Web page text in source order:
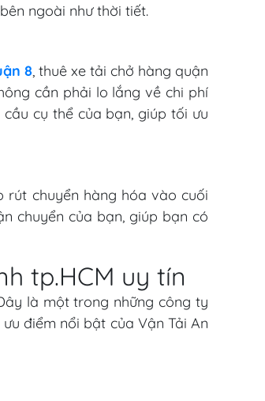
ngoài như thời tiết.
8, thuê xe tải chở hàng quận
cần phải lo lắng về chi phí
cụ thể của bạn, giúp tối ưu
rút chuyển hàng hóa vào cuối
chuyển của bạn, giúp bạn có
tp.HCM uy tín
là một trong những công ty
điểm nổi bật của Vận Tải An